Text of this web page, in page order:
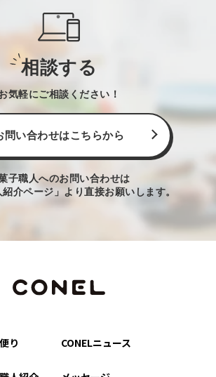
相談する
気軽にご相談ください！
問い合わせはこちらから
子職人へのお問い合わせは
紹介ページ」より直接お願いします。
り CONELニュース